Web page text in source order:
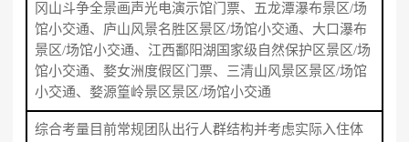
冈山斗争全景画声光电演示馆门票、五龙潭瀑布景区/场
馆小交通、庐山风景名胜区景区/场馆小交通、大口瀑布
景区/场馆小交通、江西鄱阳湖国家级自然保护区景区/场
馆小交通、婺女洲度假区门票、三清山风景区景区/场馆
小交通、婺源篁岭景区景区/场馆小交通
综合考量目前常规团队出行人群结构并考虑实际入住体